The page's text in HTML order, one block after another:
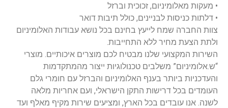
• מעקות מאלומיניום, זכוכית וברזל
• דלתות כניסות לבניינים, כולל תיבות דואר
צוות החברה שמח לייעץ בחינם בכל נושא עבודות האלומיניום
ולתת הצעת מחיר ללא התחייבות.
השירות המקצועי שלנו מבטיח לכם מוצרים איכותיים. מוצרי
“ש.אלומיניום” משלבים טכנולוגיות ייצור מהמתקדמות
והעדכניות ביותר בענף האלומיניום והברזל עם חומרי גלם
העומדים בכל דרישות התקן הישראלי, ועם אחריות מלאה
לשנה. אנו עובדים בכל הארץ, ומציעים שירות מקיף מאלף ועד